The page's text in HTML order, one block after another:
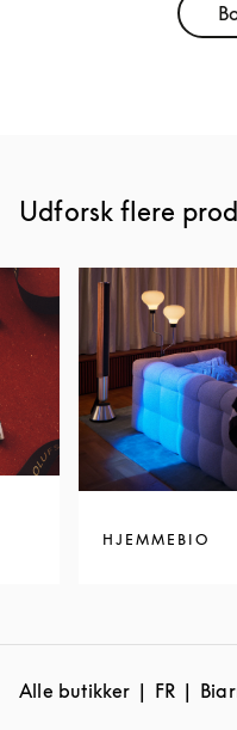
Udforsk flere
HJEMMEBIO
Alle butikker FR